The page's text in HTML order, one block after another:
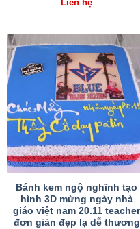
Liên hệ
Bánh kem ngộ nghĩnh tạo
hình 3D mừng ngày nhà
giáo việt nam 20.11 teacher
đơn giản đẹp lạ dễ thương